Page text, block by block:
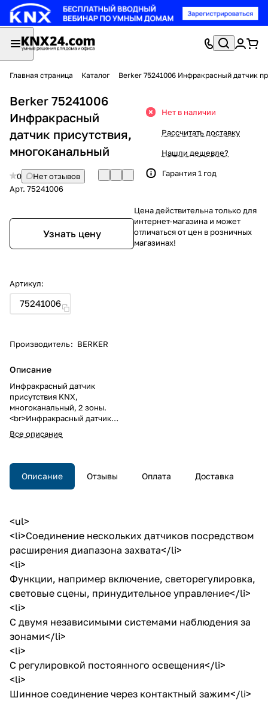
Главная страница Каталог Berker 75241006 Инфракрасный датчик
Berker 75241006
Инфракрасный
датчик присутствия,
многоканальный
0
Нет отзывов
Арт. 75241006
Узнать цену
Артикул:
75241006
Производитель: BERKER
Описание
Инфракрасный датчик
присутствия KNX,
многоканальный, 2 зоны.
<br>Инфракрасный датчик
присутствия KNX,
многоканальный, 2 зоны.
Все описание
Нет в наличии
Рассчитать доставку
Нашли дешевле?
Гарантия 1 год
Цена действительна только для
интернет-магазина и может
отличаться от цен в розничных
магазинах!
Описание Отзывы Оплата Доставка
<ul>
<li>Соединение нескольких датчиков посредством
расширения диапазона захвата</li>
<li>
Функции, например включение, светорегулировка,
световые сцены, принудительное управление</li>
<li>
С двумя независимыми системами наблюдения за
зонами</li>
<li>
С регулировкой постоянного освещения</li>
<li>
Шинное соединение через контактный зажим</li>